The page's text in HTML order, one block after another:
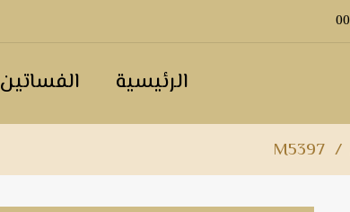
الرئيسية الفساتين
/
M5397